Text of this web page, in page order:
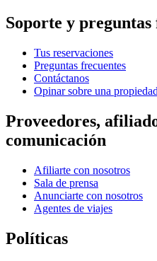
Soporte y preguntas
Tus reservaciones
Preguntas frecuentes
Contáctanos
Opinar sobre una propiedad
Proveedores,
comunicación
Afiliarte con nosotros
Sala de prensa
Anunciarte con nosotros
Agentes de viajes
Políticas